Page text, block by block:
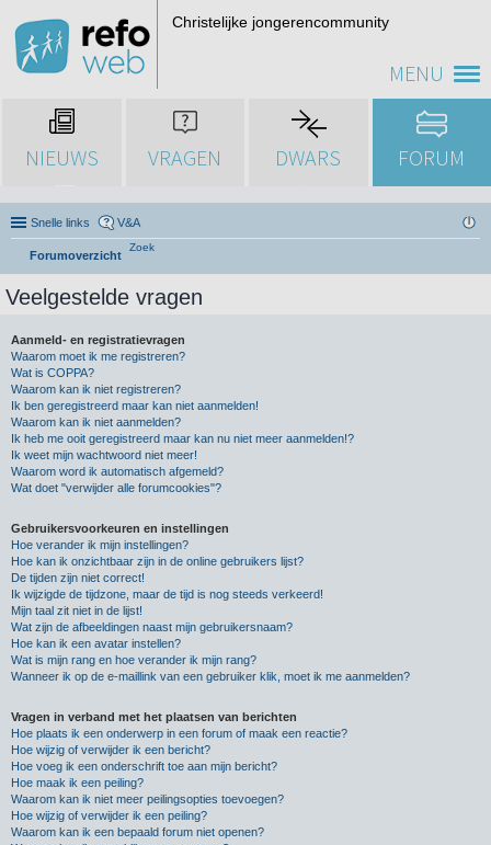
MENU
Christelijke jongerencommunity
NIEUWS VRAGEN DWARS FORUM
Snelle links V&A
Forumoverzicht
Zoek
Veelgestelde vragen
Aanmeld- en registratievragen
Waarom moet ik me registreren?
Wat is COPPA?
Waarom kan ik niet registreren?
Ik ben geregistreerd maar kan niet aanmelden!
Waarom kan ik niet aanmelden?
Ik heb me ooit geregistreerd maar kan nu niet meer aanmelden!?
Ik weet mijn wachtwoord niet meer!
Waarom word ik automatisch afgemeld?
Wat doet "verwijder alle forumcookies"?
Gebruikersvoorkeuren en instellingen
Hoe verander ik mijn instellingen?
Hoe kan ik onzichtbaar zijn in de online gebruikers lijst?
De tijden zijn niet correct!
Ik wijzigde de tijdzone, maar de tijd is nog steeds verkeerd!
Mijn taal zit niet in de lijst!
Wat zijn de afbeeldingen naast mijn gebruikersnaam?
Hoe kan ik een avatar instellen?
Wat is mijn rang en hoe verander ik mijn rang?
Wanneer ik op de e-maillink van een gebruiker klik, moet ik me aanmelden?
Vragen in verband met het plaatsen van berichten
Hoe plaats ik een onderwerp in een forum of maak een reactie?
Hoe wijzig of verwijder ik een bericht?
Hoe voeg ik een onderschrift toe aan mijn bericht?
Hoe maak ik een peiling?
Waarom kan ik niet meer peilingsopties toevoegen?
Hoe wijzig of verwijder ik een peiling?
Waarom kan ik een bepaald forum niet openen?